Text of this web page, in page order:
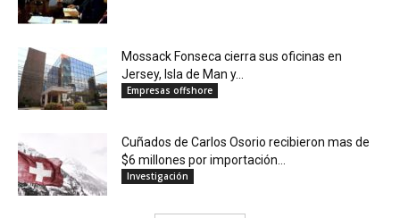
Mossack Fonseca cierra sus oficinas en
Jersey, Isla de Man y...
Empresas offshore
Cuñados de Carlos Osorio recibieron mas de
$6 millones por importación...
Investigación